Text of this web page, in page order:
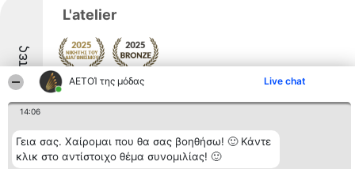
ΑΕΤΟΊ της μόδας Live chat
14:06
Γεια σας. Χαίρομαι που θα σας βοηθήσω! 🙂 Κάντε
κλικ στο αντίστοιχο θέμα συνομιλίας! 🙂
Διακριθέντες
L'atelier
Η L'atelier, που εδρεύει στην Κόρινθο στην
επιχείρηση διαθέτει μια προσεκτικά
επιλεγμένη γκάμα από ρούχα και
αξεσουάρ, τα οποία απευθύνονται σε